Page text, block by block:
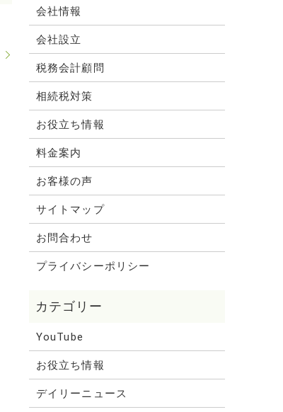
会社情報
会社設立
税務会計顧問
相続税対策
お役立ち情報
料金案内
お客様の声
サイトマップ
お問合わせ
プライバシーポリシー
YouTube
お役立ち情報
デイリーニュース